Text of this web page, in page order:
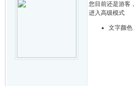
您目前还是游客
进入高级模式
文字颜色